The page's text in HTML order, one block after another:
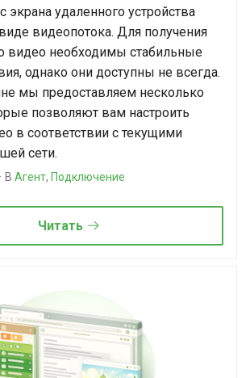
экрана удаленного устройства
видеопотока. Для получения
видео необходимы стабильные
однако они доступны не всегда.
мы предоставляем несколько
позволяют вам настроить
в соответствии с текущими
сети.
В Агент, Подключение
Читать